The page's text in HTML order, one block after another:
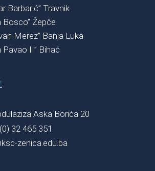
Barbarić” Travnik
Bosco” Žepče
Merez” Banja Luka
Pavao II” Bihać
Aska Borića 20
32 465 351
zenica.edu.ba